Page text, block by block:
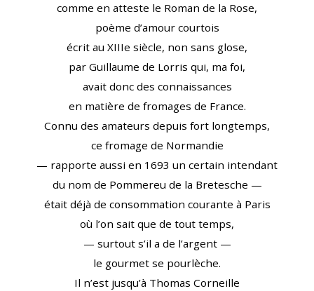
comme en atteste le Roman de la Rose,
poème d’amour courtois
écrit au XIIIe siècle, non sans glose,
par Guillaume de Lorris qui, ma foi,
avait donc des connaissances
en matière de fromages de France.
Connu des amateurs depuis fort longtemps,
ce fromage de Normandie
— rapporte aussi en 1693 un certain intendant
du nom de Pommereu de la Bretesche —
était déjà de consommation courante à Paris
où l’on sait que de tout temps,
— surtout s’il a de l’argent —
le gourmet se pourlèche.
Il n’est jusqu’à Thomas Corneille